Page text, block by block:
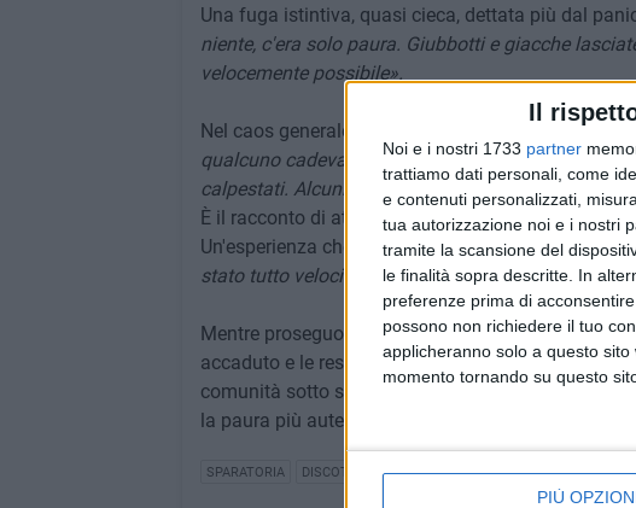
Il
Noi e i nostri 1733 partner
trattiamo dati personali, come
e contenuti personalizzati,
tua autorizzazione noi e i nostri
tramite la scansione del
le finalità sopra descritte. In
preferenze prima di
possono non richiedere il tuo
applicheranno solo a questo
momento tornando su questo
PIÙ
Una fuga istintiva, quasi cieca, dettata più dal
niente, c'era solo paura. Giubbotti e giacche
velocemente possibile».
Nel caos generale, però, non sono mancati
qualcuno cadeva»
, prosegue il giovane,«e in
calpestati. Alcuni sono stati anche pestati, ma
È il racconto di attimi concitati, in cui la paura
Un'esperienza che resta impressa più per le
stato tutto velocissimo, ma allo stesso tempo
Mentre proseguono gli accertamenti delle forze
accaduto e le responsabilità dell'omicidio, resta il
comunità sotto shock e centinaia di giovani che,
la paura più autentica.
SPARATORIA DISCOTECHE DIVINE CLUB